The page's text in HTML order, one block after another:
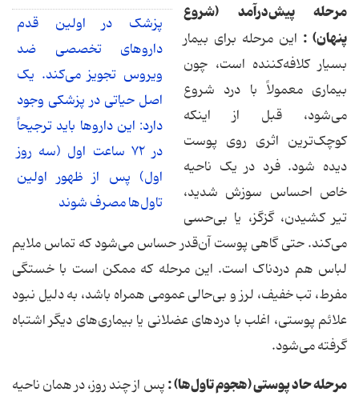
پزشک در اولین قدم
داروهای تخصصی ضد
ویروس تجویز می‌کند. یک
اصل حیاتی در پزشکی وجود
دارد: این داروها باید ترجیحاً
در ۷۲ ساعت اول (سه روز
اول) پس از ظهور اولین
تاول‌ها مصرف شوند
مرحله پیش‌درآمد (شروع
پنهان) : این مرحله برای بیمار
بسیار کلافه‌کننده است، چون
بیماری معمولاً با درد شروع
می‌شود، قبل از اینکه
کوچک‌ترین اثری روی پوست
دیده شود. فرد در یک ناحیه
خاص احساس سوزش شدید،
تیر کشیدن، گزگز، یا بی‌حسی
می‌کند. حتی گاهی پوست آن‌قدر حساس می‌شود که تماس ملایم
لباس هم دردناک است. این مرحله که ممکن است با خستگی
مفرط، تب خفیف، لرز و بی‌حالی عمومی همراه باشد، به دلیل نبود
علائم پوستی، اغلب با دردهای عضلانی یا بیماری‌های دیگر اشتباه
گرفته می‌شود.
مرحله حاد پوستی (هجوم تاول‌ها) :پس از چند روز، در همان ناحیه